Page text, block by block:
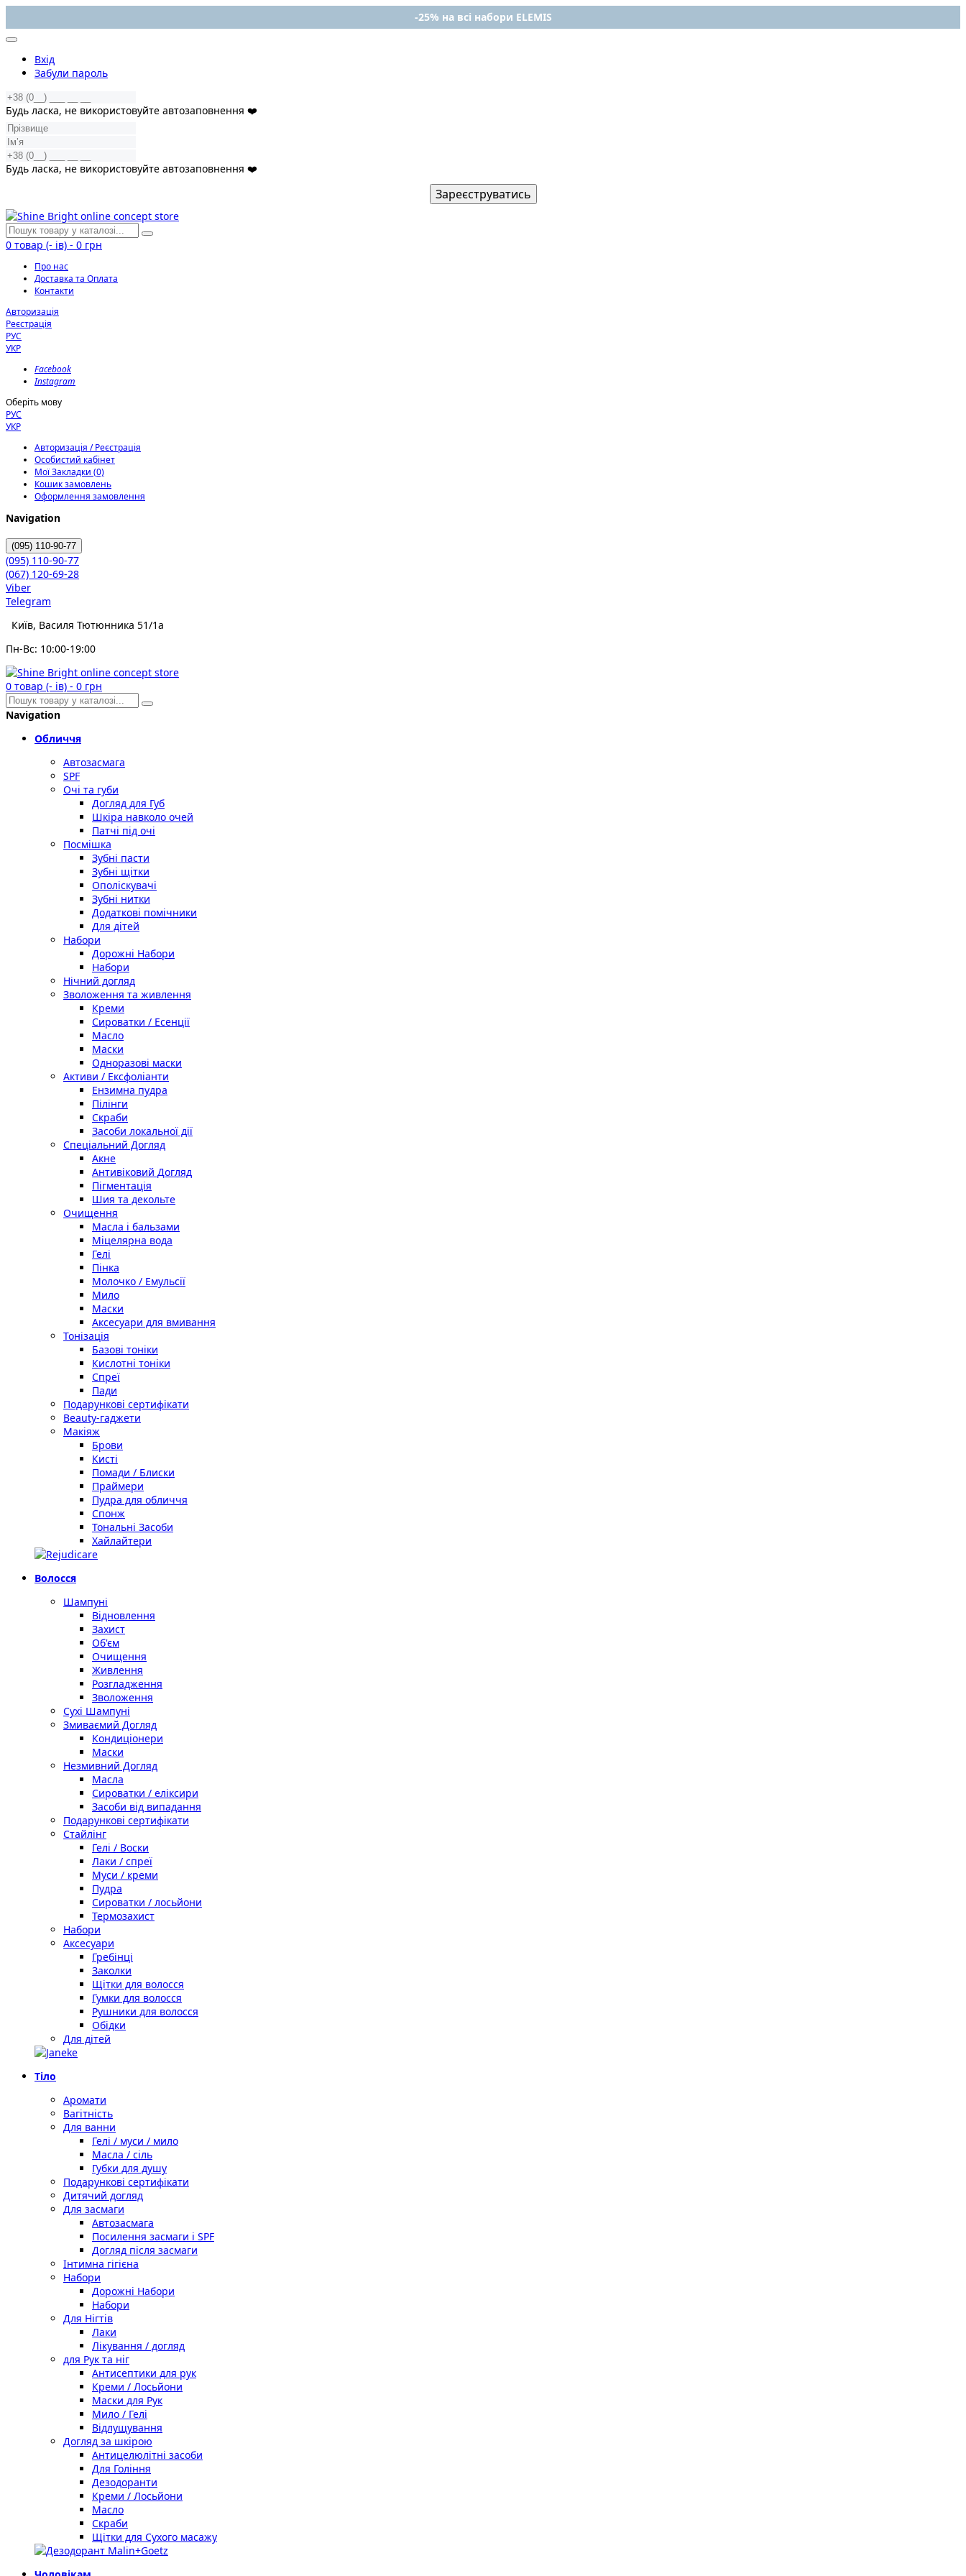
-25% на всі набори ELEMIS
Вхід
Забули пароль
Будь ласка, не використовуйте автозаповнення ❤️
Будь ласка, не використовуйте автозаповнення ❤️
Зареєструватись
0 товар (- ів) - 0 грн
Про нас
Доставка та Оплата
Контакти
Авторизація
Реєстрація
РУС
УКР
Facebook
Instagram
Оберіть мову
РУС
УКР
Авторизація / Реєстрація
Особистий кабінет
Мої Закладки (0)
Кошик замовлень
Оформлення замовлення
Navigation
(095) 110-90-77
(095) 110-90-77
(067) 120-69-28
Viber
Telegram
Київ, Василя Тютюнника 51/1а
Пн-Вс: 10:00-19:00
0 товар (- ів) - 0 грн
Navigation
Обличчя
Автозасмага
SPF
Очі та губи
Догляд для Губ
Шкіра навколо очей
Патчі під очі
Посмішка
Зубні пасти
Зубні щітки
Ополіскувачі
Зубні нитки
Додаткові помічники
Для дітей
Набори
Дорожні Набори
Набори
Нічний догляд
Зволоження та живлення
Креми
Сироватки / Есенції
Масло
Маски
Одноразові маски
Активи / Ексфоліанти
Ензимна пудра
Пілінги
Скраби
Засоби локальної дії
Спеціальний Догляд
Акне
Антивіковий Догляд
Пігментація
Шия та декольте
Очищення
Масла і бальзами
Міцелярна вода
Гелі
Пінка
Молочко / Емульсії
Мило
Маски
Аксесуари для вмивання
Тонізація
Базові тоніки
Кислотні тоніки
Спреї
Пади
Подарункові сертифікати
Beauty-гаджети
Макіяж
Брови
Кисті
Помади / Блиски
Праймери
Пудра для обличчя
Спонж
Тональні Засоби
Хайлайтери
Волосся
Шампуні
Відновлення
Захист
Об'єм
Очищення
Живлення
Розгладження
Зволоження
Сухі Шампуні
Змиваємий Догляд
Кондиціонери
Маски
Незмивний Догляд
Масла
Сироватки / еліксири
Засоби від випадання
Подарункові сертифікати
Стайлінг
Гелі / Воски
Лаки / спреї
Муси / креми
Пудра
Сироватки / лосьйони
Термозахист
Набори
Аксесуари
Гребінці
Заколки
Щітки для волосся
Гумки для волосся
Рушники для волосся
Обідки
Для дітей
Тіло
Аромати
Вагітність
Для ванни
Гелі / муси / мило
Масла / сіль
Губки для душу
Подарункові сертифікати
Дитячий догляд
Для засмаги
Автозасмага
Посилення засмаги і SPF
Догляд після засмаги
Інтимна гігієна
Набори
Дорожні Набори
Набори
Для Нігтів
Лаки
Лікування / догляд
для Рук та ніг
Антисептики для рук
Креми / Лосьйони
Маски для Рук
Мило / Гелі
Відлущування
Догляд за шкірою
Антицелюлітні засоби
Для Гоління
Дезодоранти
Креми / Лосьйони
Масло
Скраби
Щітки для Сухого масажу